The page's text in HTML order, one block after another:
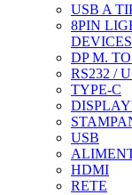
USB A
8PIN
DEVICES
DP M.
RS232 /
TYPE-C
USB
HDMI
RETE